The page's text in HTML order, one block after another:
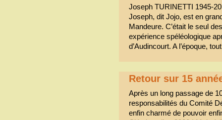
Joseph TURINETTI 1945-
Joseph, dit Jojo, est en
Mandeure. C’était le seul
expérience spéléologique
d’Audincourt. A l’époque,
Retour sur 15
Après un long passage de
responsabilités du Comité
enfin charmé de pouvoir